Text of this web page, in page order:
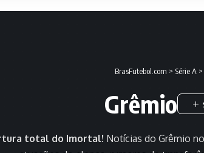
BrasFutebol.com > Série A >
Grêmio
total do Imortal! Notícias do Grêmio